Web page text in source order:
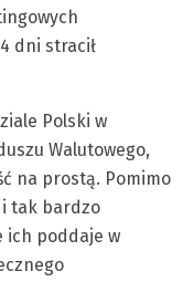
dni stracił
Polski w
Walutowego,
na prostą. Pomimo
i tak bardzo
ich poddaje w